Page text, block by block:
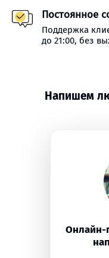
Постоянное
Поддержка
до 21:00, без
Напишем
Онлайн-